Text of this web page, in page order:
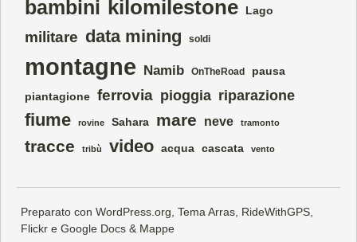
bambini kilomilestone Lago
militare data mining soldi
montagne Namib OnTheRoad pausa
piantagione ferrovia pioggia riparazione
fiume rovine Sahara mare neve tramonto
tracce tribù video acqua cascata vento
Preparato con WordPress.org Tema Arras RideWithGPS
Flickr e Google Docs & Mappe